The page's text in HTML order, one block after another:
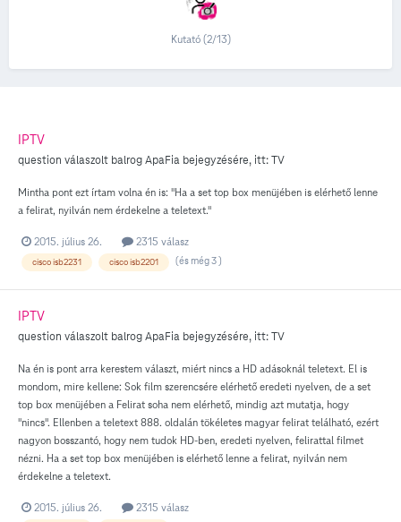
Kutató (2/13)
IPTV
question válaszolt balrogApaFia bejegyzésére, itt:TV
Mintha pont ezt írtam volna én is: "Ha a set top box menüjében is elérhető lenne
a felirat, nyilván nem érdekelne a teletext."
2015. július 26. 2315 válasz
cisco isb2231 cisco isb2201 (és még 3 )
IPTV
question válaszolt balrogApaFia bejegyzésére, itt:TV
Na én is pont arra kerestem választ, miért nincs a HD adásoknál teletext. El is
mondom, mire kellene: Sok film szerencsére elérhető eredeti nyelven, de a set
top box menüjében a Felirat soha nem elérhető, mindig azt mutatja, hogy
"nincs". Ellenben a teletext 888. oldalán tökéletes magyar felirat telálható, ezért
nagyon bosszantó, hogy nem tudok HD-ben, eredeti nyelven, felirattal filmet
nézni. Ha a set top box menüjében is elérhető lenne a felirat, nyilván nem
érdekelne a teletext.
2015. július 26. 2315 válasz